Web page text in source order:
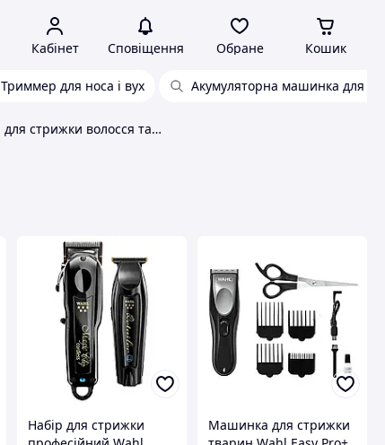
Кабінет Сповіщення Обране Кошик
Триммер для носа і вух Акумуляторна машинка для
Машинки для стрижки волосся та тримери Wahl
Набір для стрижки
Машинка для стрижки